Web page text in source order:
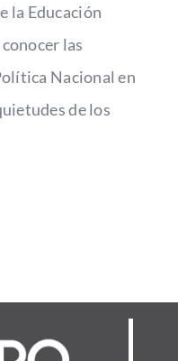
la Educación
las
Nacional en
de los